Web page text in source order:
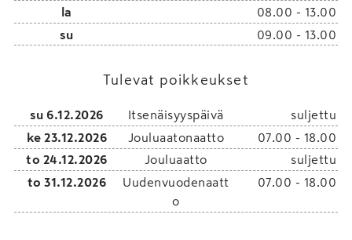
la
08.00 - 13.00
su
09.00 - 13.00
Tulevat poikkeukset
su 6.12.2026 Itsenäisyyspäivä
suljettu
ke 23.12.2026
Jouluaatonaatto
07.00 - 18.00
to 24.12.2026
Jouluaatto
suljettu
to 31.12.2026
Uudenvuodenaatt
o
07.00 - 18.00